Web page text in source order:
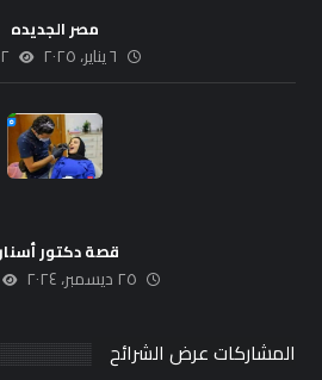
مصر الجديده
٦ يناير، ٢٠٢٥
قصة دكتور
٢٥ ديسمبر، ٢٠٢٤
المشاركات عرض الشرائح